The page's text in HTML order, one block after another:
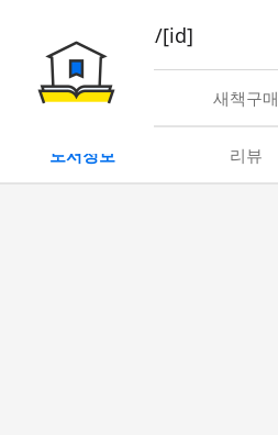
book/rent/[id]
대여 새책구매
도서정보 리뷰